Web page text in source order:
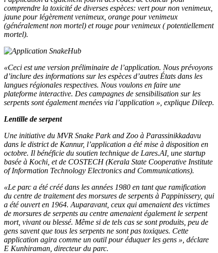
comprendre la toxicité de diverses espèces: vert pour non venimeux,
jaune pour légèrement venimeux, orange pour venimeux
(généralement non mortel) et rouge pour venimeux ( potentiellement
mortel).
«Ceci est une version préliminaire de l’application. Nous prévoyons
d’inclure des informations sur les espèces d’autres États dans les
langues régionales respectives. Nous voulons en faire une
plateforme interactive. Des campagnes de sensibilisation sur les
serpents sont également menées via l’application », explique Dileep.
Lentille de serpent
Une initiative du MVR Snake Park and Zoo à Parassinikkadavu
dans le district de Kannur, l’application a été mise à disposition en
octobre. Il bénéficie du soutien technique de Lares.AI, une startup
basée à Kochi, et de COSTECH (Kerala State Cooperative Institute
of Information Technology Electronics and Communications).
«Le parc a été créé dans les années 1980 en tant que ramification
du centre de traitement des morsures de serpents à Pappinissery, qui
a été ouvert en 1964. Auparavant, ceux qui amenaient des victimes
de morsures de serpents au centre amenaient également le serpent
mort, vivant ou blessé. Même si de tels cas se sont produits, peu de
gens savent que tous les serpents ne sont pas toxiques. Cette
application agira comme un outil pour éduquer les gens », déclare
E Kunhiraman, directeur du parc.